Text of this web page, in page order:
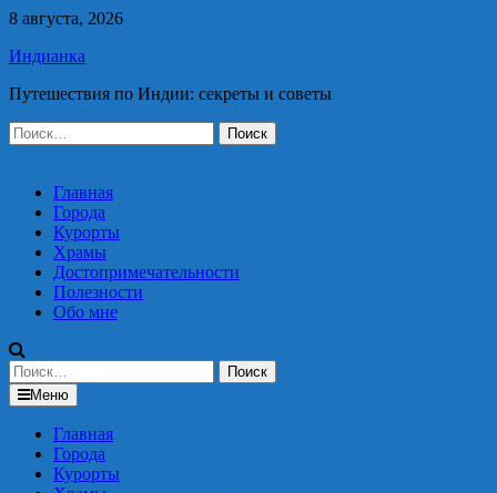
Перейти
содержимому
8 августа, 2026
Индианка
Путешествия по Индии: секреты и советы
Найти:
Главная
Города
Курорты
Храмы
Достопримечательности
Полезности
Обо мне
Найти:
Меню
Главная
Города
Курорты